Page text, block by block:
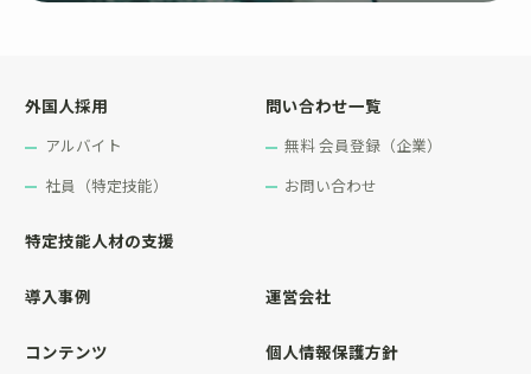
外国人採用
アルバイト
社員（特定技能）
特定技能人材の支援
導入事例
コンテンツ
問い合わせ一覧
無料 会員登録（企業）
お問い合わせ
運営会社
個人情報保護方針